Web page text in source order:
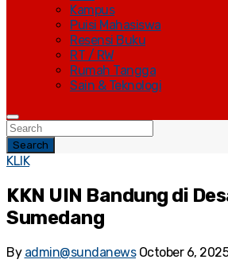
Kampus
Puisi Mahasiswa
Resensi Buku
RT / RW
Rumah Tangga
Sain & Teknologi
Search
KLIK
KKN UIN Bandung di
Sumedang
By admin@sundanews October 6, 2025